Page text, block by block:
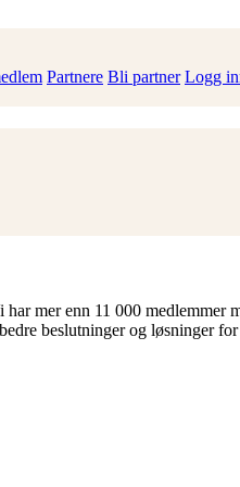
Partnere Bli partner Logg
mer enn 11 000
beslutninger og løsninger